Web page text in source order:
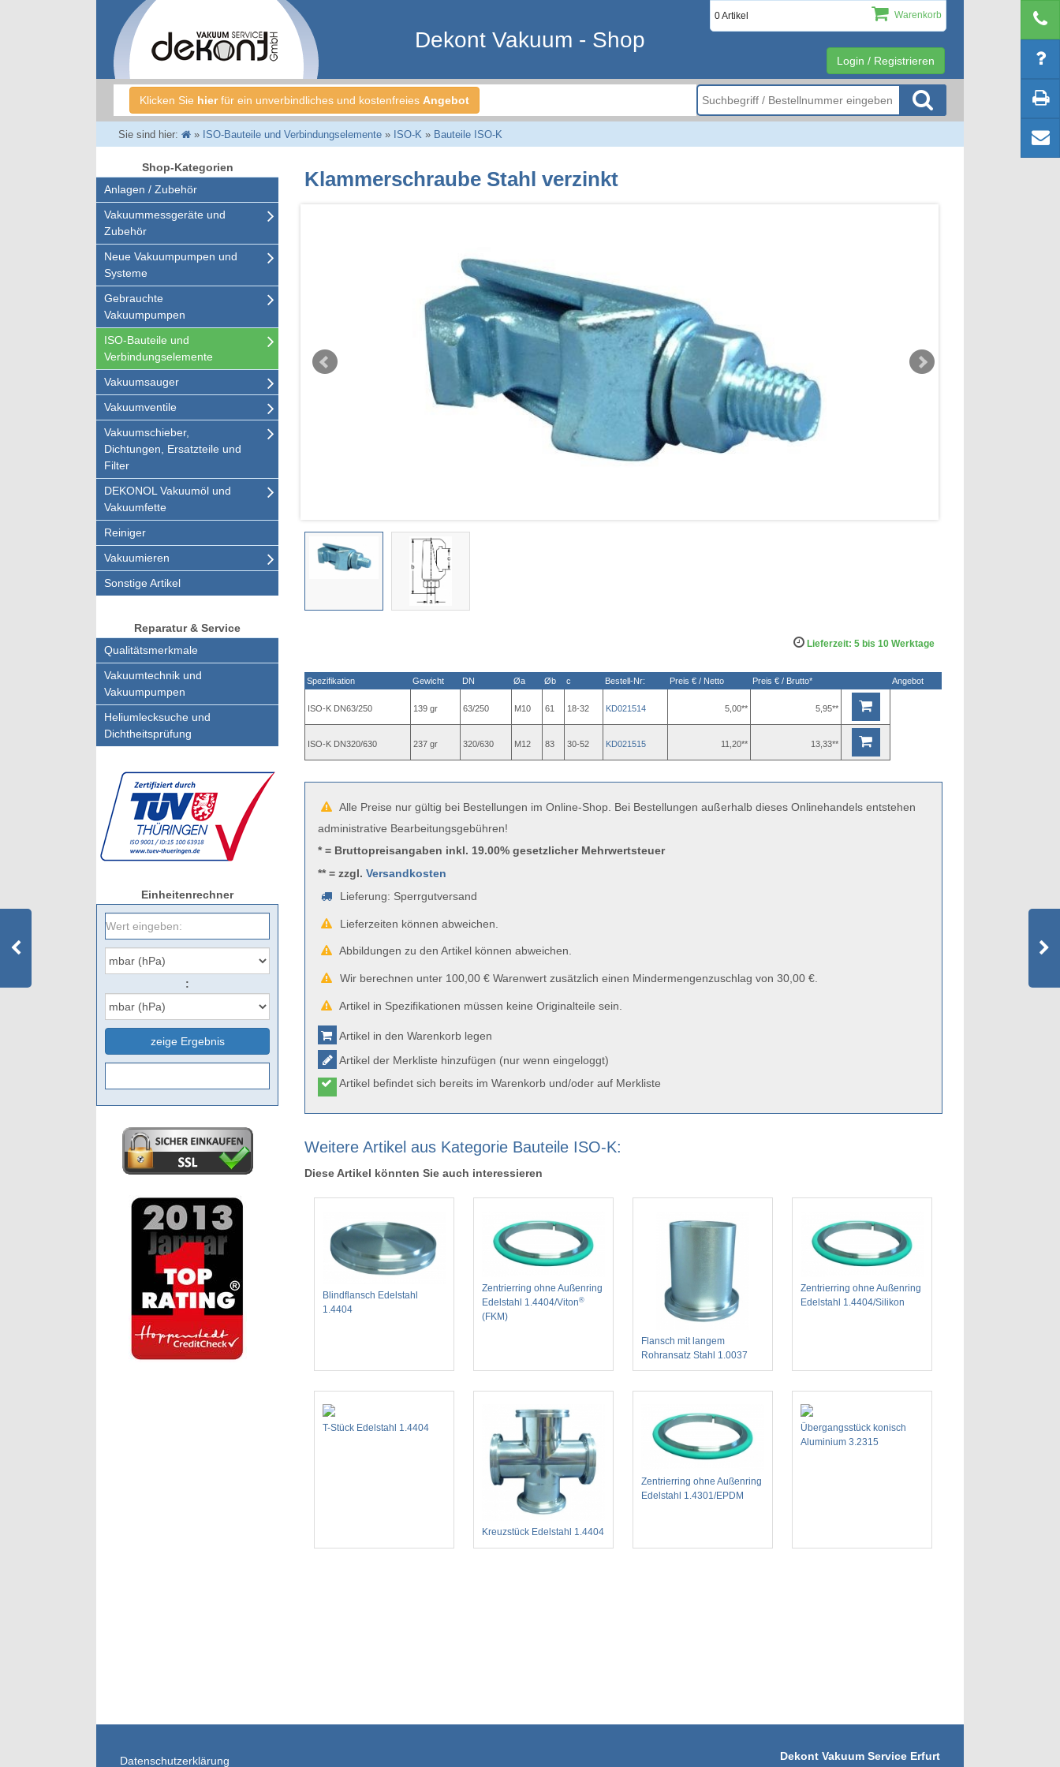
Login / Registrieren
0 Artikel Warenkorb
Dekont Vakuum - Shop
Klicken Sie hierfür ein unverbindliches und kostenfreies Angebot
Sie sind hier: » ISO-Bauteile und Verbindungselemente» ISO-K » Bauteile ISO-K
Shop-Kategorien
Anlagen / Zubehör
Vakuummessgeräte und
Zubehör
Neue Vakuumpumpen und
Systeme
Gebrauchte
Vakuumpumpen
ISO-Bauteile und
Verbindungselemente
Vakuumsauger
Vakuumventile
Vakuumschieber,
Dichtungen, Ersatzteile und
Filter
DEKONOL Vakuumöl und
Vakuumfette
Reiniger
Vakuumieren
Sonstige Artikel
Reparatur & Service
Qualitätsmerkmale
Vakuumtechnik und
Vakuumpumpen
Heliumlecksuche und
Dichtheitsprüfung
Einheitenrechner
:
zeige Ergebnis
Klammerschraube Stahl verzinkt
Lieferzeit: 5 bis 10 Werktage
Spezifikation Gewicht DN Øa Øb c Bestell-Nr: Preis € / Netto Preis € / Brutto* Angebot
ISO-K DN63/250 139 gr 63/250 M10 61 18-32 KD021514 5,00** 5,95**
ISO-K DN320/630 237 gr 320/630 M12 83 30-52 KD021515 11,20** 13,33**
Alle Preise nur gültig bei Bestellungen im Online-Shop. Bei Bestellungen außerhalb dieses Onlinehandels entstehen
administrative Bearbeitungsgebühren!
* = Bruttopreisangaben inkl. 19.00% gesetzlicher Mehrwertsteuer
** = zzgl.Versandkosten
Lieferung: Sperrgutversand
Lieferzeiten können abweichen.
Abbildungen zu den Artikel können abweichen.
Wir berechnen unter 100,00 € Warenwert zusätzlich einen Mindermengenzuschlag von 30,00 €.
Artikel in Spezifikationen müssen keine Originalteile sein.
Artikel in den Warenkorb legen
Artikel der Merkliste hinzufügen (nur wenn eingeloggt)
Artikel befindet sich bereits im Warenkorb und/oder auf Merkliste
Weitere Artikel aus Kategorie Bauteile ISO-K:
Diese Artikel könnten Sie auch interessieren
Blindflansch Edelstahl
1.4404
Zentrierring ohne Außenring
Edelstahl 1.4404/Viton®
(FKM)
Flansch mit langem
Rohransatz Stahl 1.0037
Zentrierring ohne Außenring
Edelstahl 1.4404/Silikon
T-Stück Edelstahl 1.4404
Kreuzstück Edelstahl 1.4404
Zentrierring ohne Außenring
Edelstahl 1.4301/EPDM
Übergangsstück konisch
Aluminium 3.2315
Datenschutzerklärung
Dekont Vakuum Service Erfurt